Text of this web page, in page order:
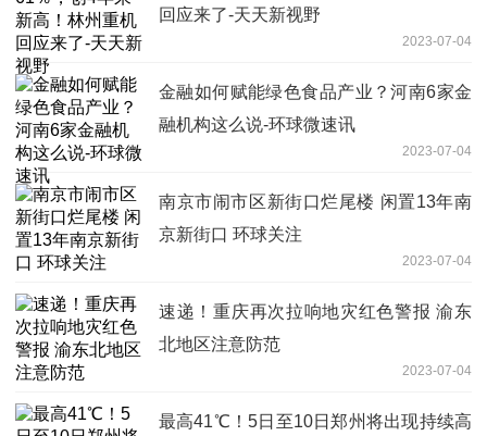
回应来了-天天新视野
2023-07-04
金融如何赋能绿色食品产业？河南6家金
融机构这么说-环球微速讯
2023-07-04
南京市闹市区新街口烂尾楼 闲置13年南
京新街口 环球关注
2023-07-04
速递！重庆再次拉响地灾红色警报 渝东
北地区注意防范
2023-07-04
最高41℃！5日至10日郑州将出现持续高